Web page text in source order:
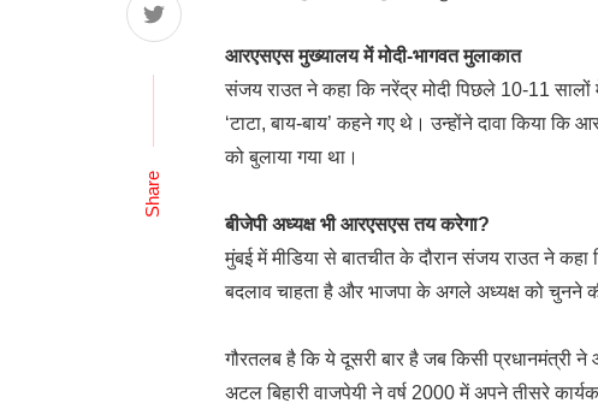
Share
आरएसएस मुख्यालय में मोदी-भागवत मुलाकात
संजय राउत ने कहा कि नरेंद्र मोदी पिछले 10-11
‘टाटा, बाय-बाय’ कहने गए थे। उन्होंने दावा किया
को बुलाया गया था।
बीजेपी अध्यक्ष भी आरएसएस तय करेगा?
मुंबई में मीडिया से बातचीत के दौरान संजय राउत ने
बदलाव चाहता है और भाजपा के अगले अध्यक्ष को चुनने
गौरतलब है कि ये दूसरी बार है जब किसी
अटल बिहारी वाजपेयी ने वर्ष 2000 में अपने तीसरे